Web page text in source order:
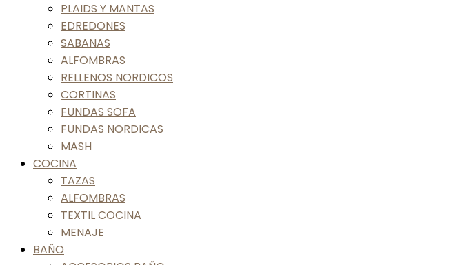
PLAIDS Y MANTAS
EDREDONES
SABANAS
ALFOMBRAS
RELLENOS NORDICOS
CORTINAS
FUNDAS SOFA
FUNDAS NORDICAS
MASH
COCINA
TAZAS
ALFOMBRAS
TEXTIL COCINA
MENAJE
BAÑO